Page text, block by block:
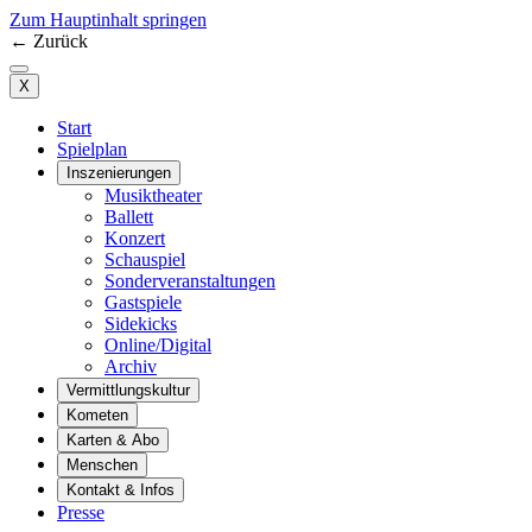
Zum Hauptinhalt springen
← Zurück
X
Start
Spielplan
Inszenierungen
Musiktheater
Ballett
Konzert
Schauspiel
Sonderveranstaltungen
Gastspiele
Sidekicks
Online/Digital
Archiv
Vermittlungskultur
Kometen
Karten & Abo
Menschen
Kontakt & Infos
Presse